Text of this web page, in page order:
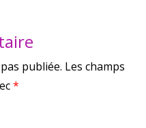
publiée. Les champs
*